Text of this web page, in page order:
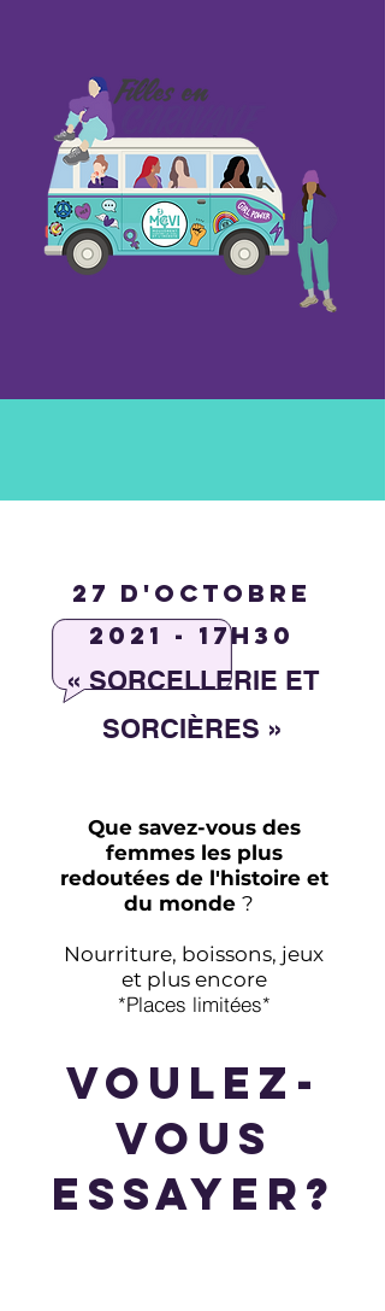
27 d'octobre
2021 - 17h30
« SORCELLERIE ET
SORCIÈRES »
Que savez-vous des
femmes les plus
redoutées de l'histoire et
du monde ?
Nourriture, boissons, jeux
et plus encore
*Places limitées*
Voulez-
vous
essayer?